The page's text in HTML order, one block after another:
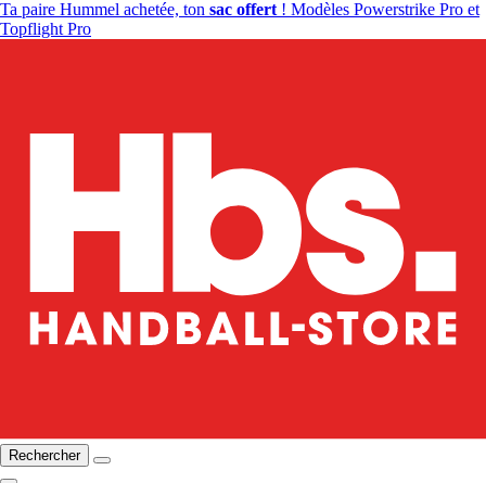
Ta paire Hummel achetée, ton sac offert ! Modèles Powerstrike Pro et
Topflight Pro
Rechercher